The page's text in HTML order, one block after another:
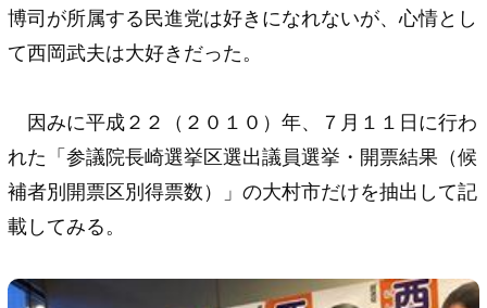
博司が所属する民進党は好きになれないが、心情とし
て西岡武夫は大好きだった。
因みに平成２２（２０１０）年、７月１１日に行わ
れた「参議院長崎選挙区選出議員選挙・開票結果（候
補者別開票区別得票数）」の大村市だけを抽出して記
載してみる。